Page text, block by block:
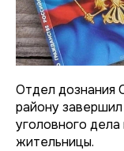
Отдел дознания
району
уголовного
жительницы.